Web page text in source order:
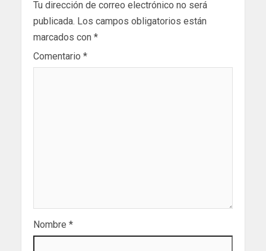
Tu dirección de correo electrónico no será
publicada. Los campos obligatorios están
marcados con *
Comentario *
Nombre *